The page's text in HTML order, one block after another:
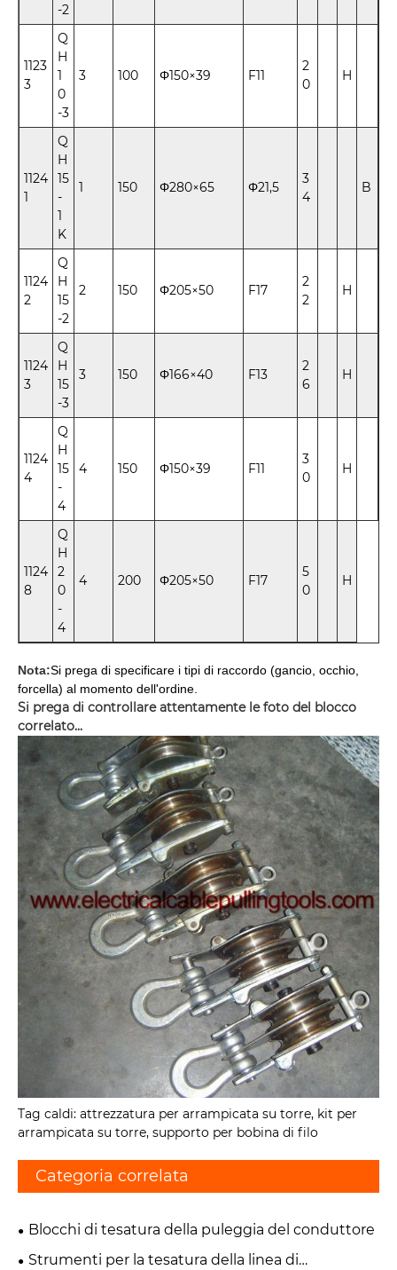
-2
1123
3
Q
H
1
0
-3
3 100 Φ150×39 F11
2
0
H
1124
1
Q
H
15
-
1
K
1 150 Φ280×65 Φ21,5
3
4
B
1124
2
Q
H
15
-2
2 150 Φ205×50 F17
2
2
H
1124
3
Q
H
15
-3
3 150 Φ166×40 F13
2
6
H
1124
4
Q
H
15
-
4
4 150 Φ150×39 F11
3
0
H
1124
8
Q
H
2
0
-
4
4 200 Φ205×50 F17
5
0
H
Nota:Si prega di specificare i tipi di raccordo (gancio, occhio,
forcella) al momento dell'ordine.
Si prega di controllare attentamente le foto del blocco
correlato...
Tag caldi: attrezzatura per arrampicata su torre, kit per
arrampicata su torre, supporto per bobina di filo
Categoria correlata
Blocchi di tesatura della puleggia del conduttore
Strumenti per la tesatura della linea di